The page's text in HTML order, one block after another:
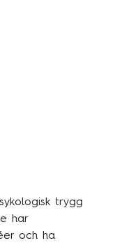
trygg
har
och ha